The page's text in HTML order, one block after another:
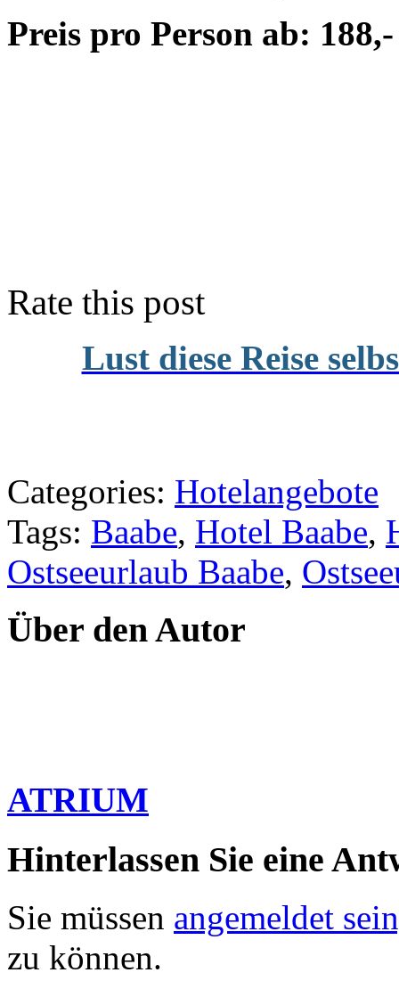
Preis pro Person ab:
Rate this post
Lust diese Reise
Categories: Hotelangebote
Tags: Baabe, Hotel Baabe,
Ostseeurlaub Baabe,
Über den Autor
ATRIUM
Hinterlassen Sie eine
Sie müssen angemeldet
zu können.